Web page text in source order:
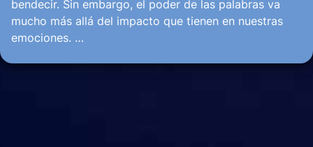
bendecir. Sin embargo, el poder de las palabras va
mucho más allá del impacto que tienen en nuestras
emociones. …